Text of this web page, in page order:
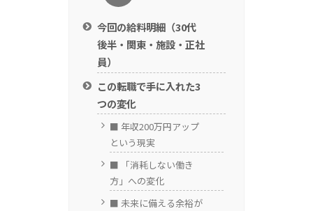
今回の給料明細（30代
後半・関東・施設・正社
員）
この転職で手に入れた3
つの変化
■ 年収200万円アップ
という現実
■ 「消耗しない働き
方」への変化
■ 未来に備える余裕が